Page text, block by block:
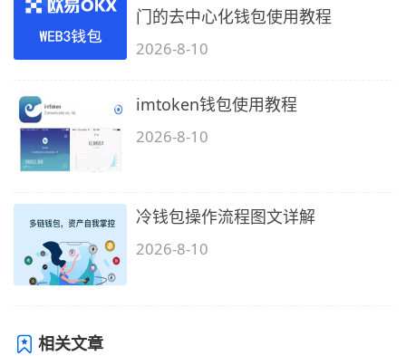
门的去中心化钱包使用教程
2026-8-10
imtoken钱包使用教程
2026-8-10
冷钱包操作流程图文详解
2026-8-10
相关文章